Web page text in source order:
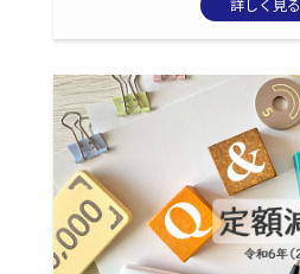
詳しく見る